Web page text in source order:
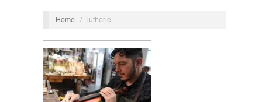
Home / lutherie